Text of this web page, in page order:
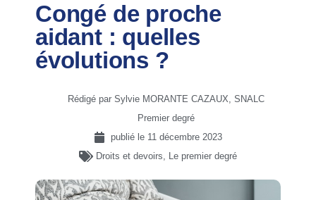
Congé de proche
aidant : quelles
évolutions ?
Rédigé par Sylvie MORANTE CAZAUX, SNALC
Premier degré
publié le 11 décembre 2023
Droits et devoirs, Le premier degré